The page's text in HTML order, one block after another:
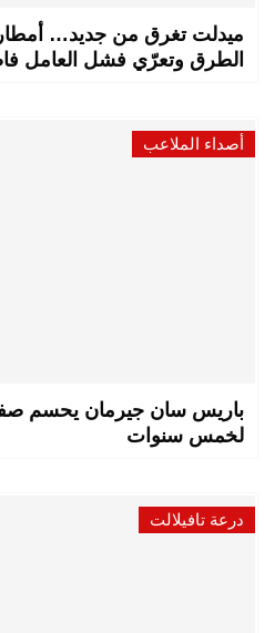
ميدلت تغرق من جديد…
الطرق وتعرّي فشل العامل
أصداء الملاعب
باريس سان جيرمان يحسم
لخمس سنوات
درعة تافيلالت